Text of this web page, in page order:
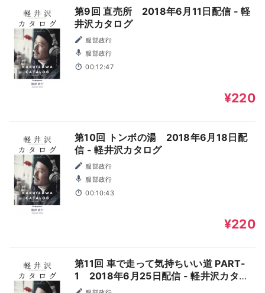
第9回 直売所 2018年6月11日配信 - 軽
井沢カタログ
服部政行
服部政行
00:12:47
¥220
第10回 トンボの湯 2018年6月18日配
信 - 軽井沢カタログ
服部政行
服部政行
00:10:43
¥220
第11回 車で走って気持ちいい道 PART-
1 2018年6月25日配信 - 軽井沢カタロ
グ